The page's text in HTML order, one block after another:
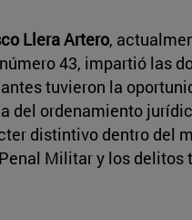
Llera Artero,
43, impartió las
tuvieron la
del ordenamiento
distintivo dentro del
Militar y los delitos